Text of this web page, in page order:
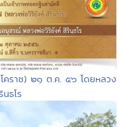
ราช) ๒๑ ต.ค. ๕๖ โดยหลวง
ธโร